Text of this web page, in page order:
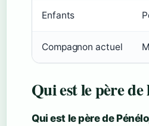
Enfants
Compagnon actuel
Qui est le père
Qui est le père de